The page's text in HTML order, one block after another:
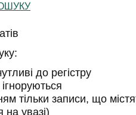
до регістру
тільки записи, що
на увазі)